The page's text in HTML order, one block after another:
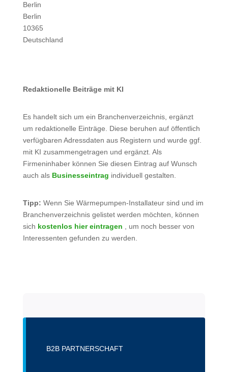
Berlin
Berlin
10365
Deutschland
Redaktionelle Beiträge mit KI
Es handelt sich um ein Branchenverzeichnis, ergänzt
um redaktionelle Einträge. Diese beruhen auf öffentlich
verfügbaren Adressdaten aus Registern und wurde ggf.
mit KI zusammengetragen und ergänzt. Als
Firmeninhaber können Sie diesen Eintrag auf Wunsch
auch als Businesseintrag individuell gestalten.
Tipp: Wenn Sie Wärmepumpen-Installateur sind und im
Branchenverzeichnis gelistet werden möchten, können
sich kostenlos hier eintragen , um noch besser von
Interessenten gefunden zu werden.
B2B PARTNERSCHAFT